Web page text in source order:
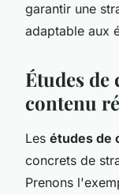
garantir une
adaptable aux
Études de
contenu
Les études de
concrets de
Prenons